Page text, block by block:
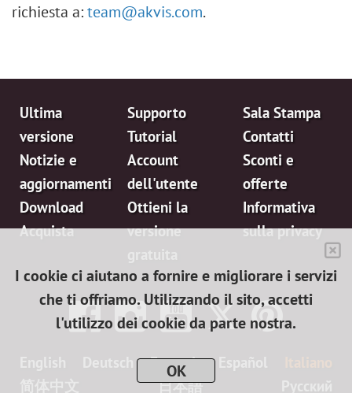
richiesta a:team@akvis.com.
Ultima
versione
Notizie e
aggiornamenti
Download
Acquista
Supporto
Tutorial
Account
dell'utente
Ottieni la
versione
Sala Stampa
Contatti
Sconti e
offerte
Informativa
sulla privacy
Français
日本語
I cookie ci aiutano a fornire e migliorare i servizi
che ti offriamo. Utilizzando il sito, accetti
l'utilizzo dei cookie da parte nostra.
OK